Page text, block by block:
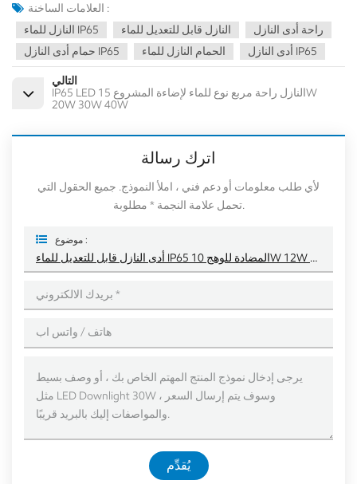
العلامات الساخنة :
النازل للماء IP65
النازل قابل للتعديل للماء
راحة أدى النازل
حمام أدى النازل IP65
الحمام النازل للماء أدى النازل IP65
التالي
IP65 LED النازل راحة مربع نوع للماء لإضاءة المشروع 15W
20W 30W 40W
اترك رسالة
لأي طلب معلومات أو دعم فني ، املأ النموذج. جميع الحقول التي
تحمل علامة النجمة * مطلوبة.
موضوع :
أدى النازل قابل للتعديل للماء IP65 المضادة للوهج 10W 12W للحمام الحمام
يُقدِّم